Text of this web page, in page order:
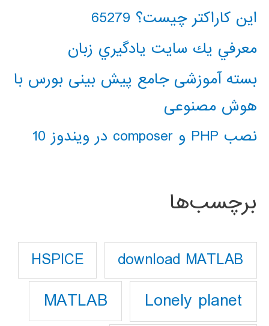
این کاراکتر چیست؟ 65279
معرفي يك سايت يادگيري زبان
بسته آموزشی جامع پیش بینی بورس با
هوش مصنوعی
نصب PHP و composer در ویندوز 10
برچسب‌ها
download MATLAB
HSPICE
Lonely planet
MATLAB